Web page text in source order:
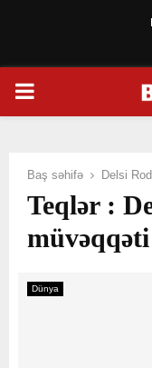
PRIMARY
Baş səhifə Delsi
Teqlər :
Dünya